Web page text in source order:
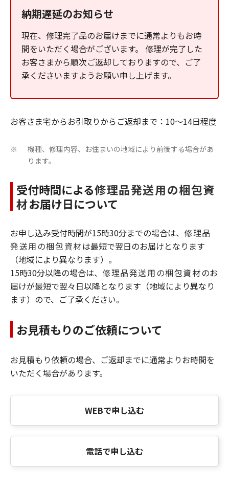
納期遅延のお知らせ
現在、修理完了品のお届けまでに通常よりもお時
間をいただく場合がございます。 修理が完了した
お客さまから順次ご返却しておりますので、ご了
承くださいますようお願い申し上げます。
お客さま宅からお引取りからご返却まで：10～14日程度
※
機種、修理内容、お住まいの地域により前後する場合があ
ります。
受付時間による修理品発送用の梱包資
材お届け日について
お申し込み受付時間が15時30分までの場合は、 修理品
発送用の梱包資材は最短で翌日のお届けとなります
（地域により異なります）。
15時30分以降の場合は、 修理品発送用の梱包資材のお
届けが最短で翌々日以降となります（地域により異なり
ます）ので、ご了承ください。
お見積もりのご依頼について
お見積もり依頼の場合、ご返却までに通常よりお時間を
いただく場合があります。
WEBで申し込む
電話で申し込む